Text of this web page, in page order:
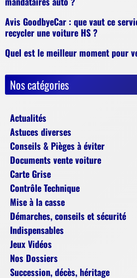
Avis GoodbyeCar : que vaut ce
recycler une voiture HS ?
Quel est le meilleur moment pour
Nos catégories
Actualités
Astuces diverses
Conseils & Pièges à éviter
Documents vente voiture
Carte Grise
Contrôle Technique
Mise à la casse
Démarches, conseils et sécurité
Indispensables
Jeux Vidéos
Nos Dossiers
Succession, décès, héritage